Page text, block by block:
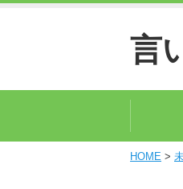
言
HOME >